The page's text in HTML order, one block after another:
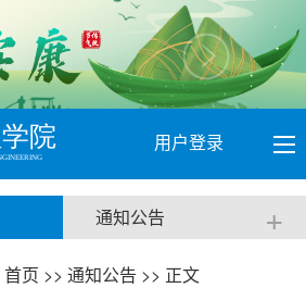
用户登录
通知公告 +
首页 >> 通知公告 >> 正文